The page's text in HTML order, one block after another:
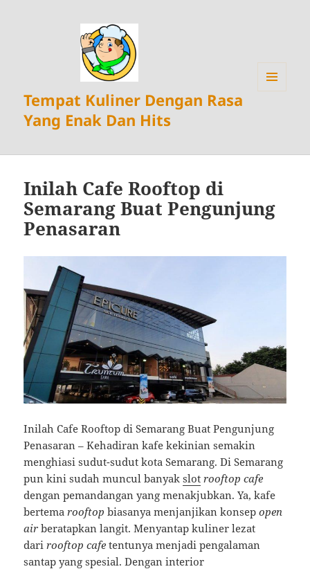
Tempat Kuliner Dengan Rasa
Yang Enak Dan Hits
Inilah Cafe Rooftop di
Semarang Buat Pengunjung
Penasaran
Inilah Cafe Rooftop di Semarang Buat Pengunjung
Penasaran – Kehadiran kafe kekinian semakin
menghiasi sudut-sudut kota Semarang. Di Semarang
pun kini sudah muncul banyakslot rooftop cafe
dengan pemandangan yang menakjubkan. Ya, kafe
bertemarooftop biasanya menjanjikan konsepopen
air beratapkan langit. Menyantap kuliner lezat
darirooftop cafe tentunya menjadi pengalaman
santap yang spesial. Dengan interior